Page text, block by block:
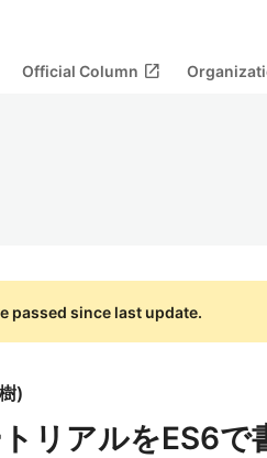
Official Column open_in_new
passed since last update.
)
リアルをES6